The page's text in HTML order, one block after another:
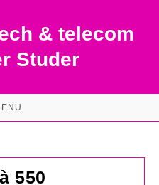
& telecom
Studer
550